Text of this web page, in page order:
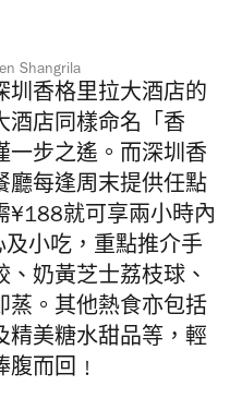
Shangrila
圳香格里拉大酒店的
酒店同樣命名「香
一步之遙。而深圳香
廳每逢周末提供任點
¥188就可享兩小時內
小吃，重點推介手
奶黃芝士荔枝球、
蒸。其他熱食亦包括
精美糖水甜品等，輕
而回﹗